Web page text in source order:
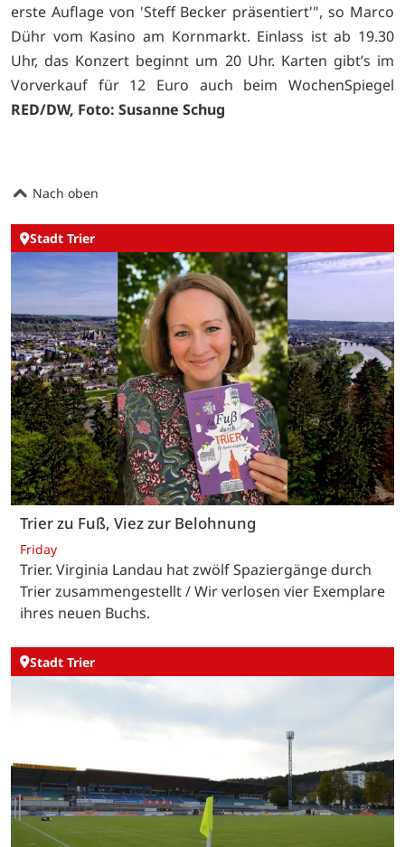
erste Auflage von 'Steff Becker präsentiert'", so Marco
Dühr vom Kasino am Kornmarkt. Einlass ist ab 19.30
Uhr, das Konzert beginnt um 20 Uhr. Karten gibt’s im
Vorverkauf für 12 Euro auch beim WochenSpiegel
RED/DW, Foto: Susanne Schug
Nach oben
Stadt Trier
Trier zu Fuß, Viez zur Belohnung
Friday
Trier. Virginia Landau hat zwölf Spaziergänge durch
Trier zusammengestellt / Wir verlosen vier Exemplare
ihres neuen Buchs.
Stadt Trier